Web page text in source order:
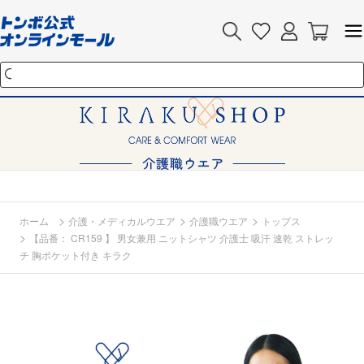
ホーム > 介護・メディカルウエア > 介護職ウエア > トップス
>
【品番： CR159 】 男女兼用 ニットシャツ 介護士 吸汗 速乾 ストレッ
チ 胸ポケット付き キラク